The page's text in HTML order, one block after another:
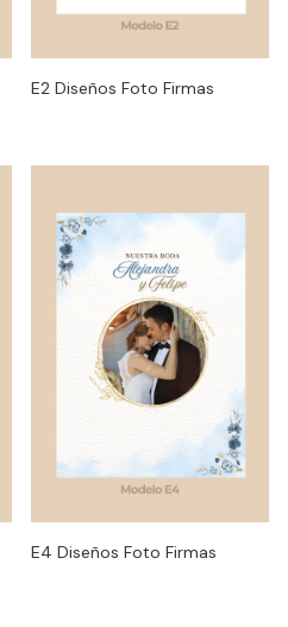
E2 Diseños Foto Firmas
E4 Diseños Foto Firmas